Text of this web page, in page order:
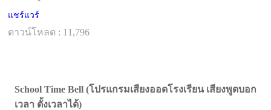
แชร์แวร์
ดาวน์โหลด : 11,796
School Time Bell (โปรแกรมเสียงออดโรงเรียน เสียงพูดบอก
เวลา ตั้งเวลาได้)